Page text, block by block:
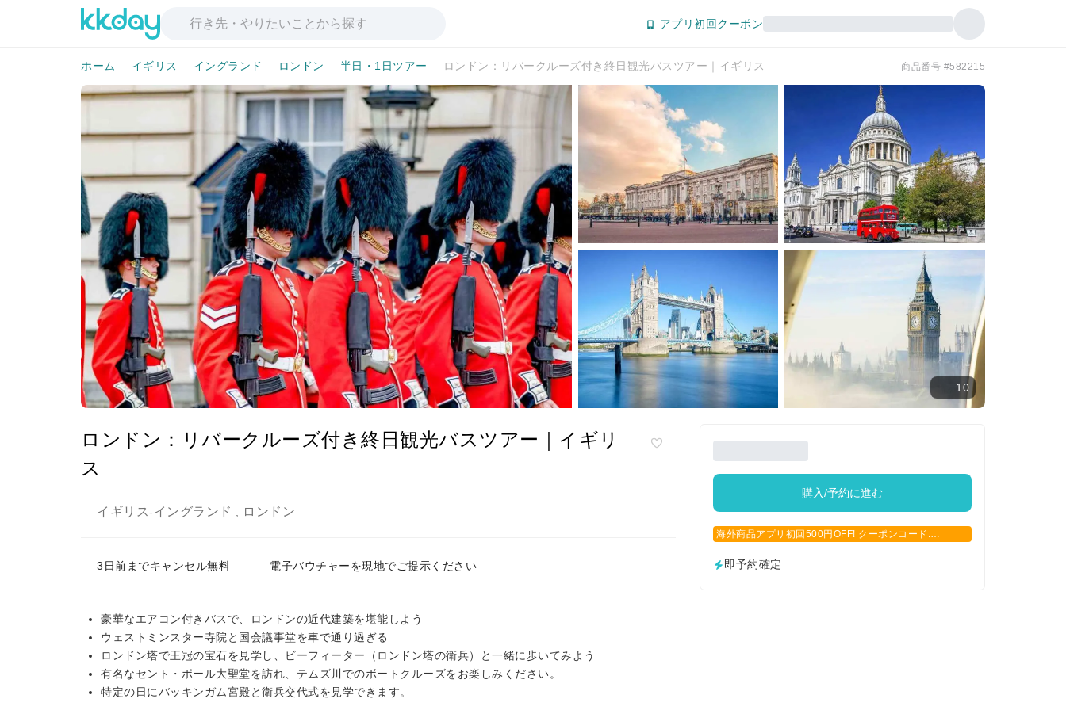
アプリ初回クーポン
ホーム イギリス イングランド ロンドン 半日・1日ツアー ロンドン：リバークルーズ付き終日観光バスツアー｜イギリス 商品番号 #582215
10
ロンドン：リバークルーズ付き終日観光バスツアー｜イギリ
ス
イギリス-イングランド ロンドン
3日前までキャンセル無料 電子バウチャーを現地でご提示ください
豪華なエアコン付きバスで、ロンドンの近代建築を堪能しよう
ウェストミンスター寺院と国会議事堂を車で通り過ぎる
ロンドン塔で王冠の宝石を見学し、ビーフィーター（ロンドン塔の衛兵）と一緒に歩いてみよう
有名なセント・ポール大聖堂を訪れ、テムズ川でのボートクルーズをお楽しみください。
特定の日にバッキンガム宮殿と衛兵交代式を見学できます。
購入/予約に進む
海外商品アプリ初回500円OFF! クーポンコード:
即予約確定